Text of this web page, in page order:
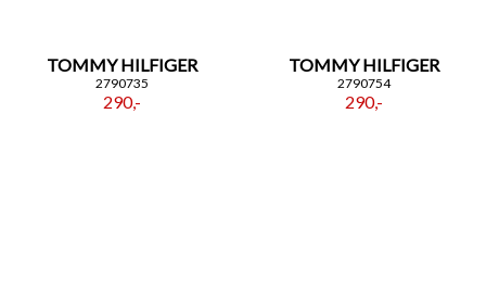
TOMMY HILFIGER
2790735
290,-
TOMMY HILFIGER
2790754
290,-